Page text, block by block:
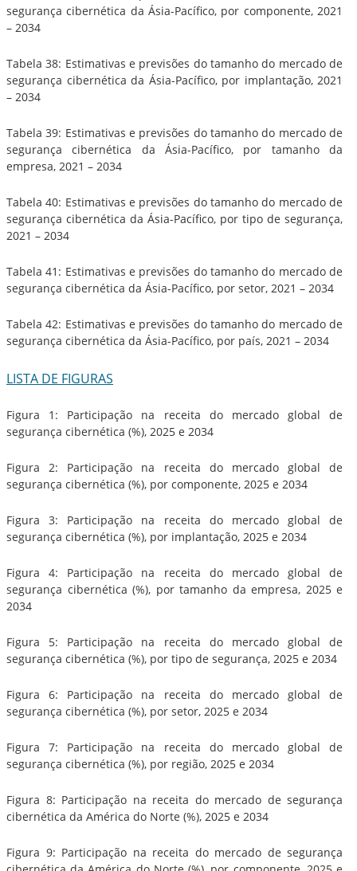
segurança cibernética da Ásia-Pacífico, por componente, 2021
– 2034
Tabela 38: Estimativas e previsões do tamanho do mercado de
segurança cibernética da Ásia-Pacífico, por implantação, 2021
– 2034
Tabela 39: Estimativas e previsões do tamanho do mercado de
segurança cibernética da Ásia-Pacífico, por tamanho da
empresa, 2021 – 2034
Tabela 40: Estimativas e previsões do tamanho do mercado de
segurança cibernética da Ásia-Pacífico, por tipo de segurança,
2021 – 2034
Tabela 41: Estimativas e previsões do tamanho do mercado de
segurança cibernética da Ásia-Pacífico, por setor, 2021 – 2034
Tabela 42: Estimativas e previsões do tamanho do mercado de
segurança cibernética da Ásia-Pacífico, por país, 2021 – 2034
LISTA DE FIGURAS
Figura 1: Participação na receita do mercado global de
segurança cibernética (%), 2025 e 2034
Figura 2: Participação na receita do mercado global de
segurança cibernética (%), por componente, 2025 e 2034
Figura 3: Participação na receita do mercado global de
segurança cibernética (%), por implantação, 2025 e 2034
Figura 4: Participação na receita do mercado global de
segurança cibernética (%), por tamanho da empresa, 2025 e
2034
Figura 5: Participação na receita do mercado global de
segurança cibernética (%), por tipo de segurança, 2025 e 2034
Figura 6: Participação na receita do mercado global de
segurança cibernética (%), por setor, 2025 e 2034
Figura 7: Participação na receita do mercado global de
segurança cibernética (%), por região, 2025 e 2034
Figura 8: Participação na receita do mercado de segurança
cibernética da América do Norte (%), 2025 e 2034
Figura 9: Participação na receita do mercado de segurança